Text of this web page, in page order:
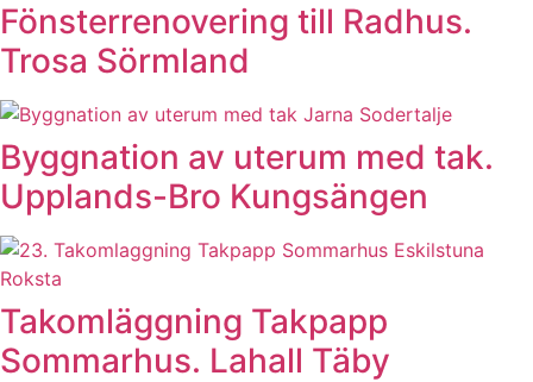
Fönsterrenovering till Radhus.
Trosa Sörmland
Byggnation av uterum med tak.
Upplands-Bro Kungsängen
Takomläggning Takpapp
Sommarhus. Lahall Täby